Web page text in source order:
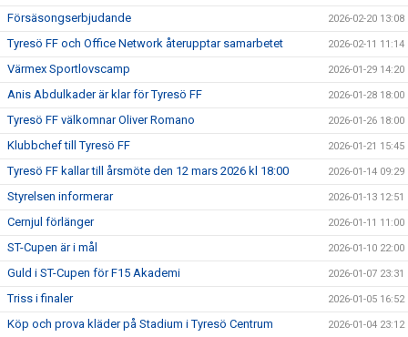
Försäsongserbjudande 2026-02-20 13:08
Tyresö FF och Office Network återupptar samarbetet 2026-02-11 11:14
Värmex Sportlovscamp 2026-01-29 14:20
Anis Abdulkader är klar för Tyresö FF 2026-01-28 18:00
Tyresö FF välkomnar Oliver Romano 2026-01-26 18:00
Klubbchef till Tyresö FF 2026-01-21 15:45
Tyresö FF kallar till årsmöte den 12 mars 2026 kl 18:00 2026-01-14 09:29
Styrelsen informerar 2026-01-13 12:51
Cernjul förlänger 2026-01-11 11:00
ST-Cupen är i mål 2026-01-10 22:00
Guld i ST-Cupen för F15 Akademi 2026-01-07 23:31
Triss i finaler 2026-01-05 16:52
Köp och prova kläder på Stadium i Tyresö Centrum 2026-01-04 23:12